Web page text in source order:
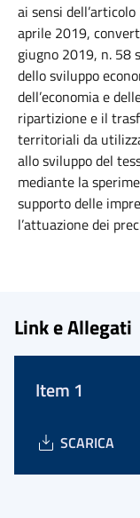
ai sensi
aprile 2019,
giugno 2019, n. 58
dello sviluppo
dell’economia e
ripartizione e il
territoriali da
allo sviluppo del
mediante la
supporto delle
l’attuazione dei
Link e Allegati
Item 1
SCARICA